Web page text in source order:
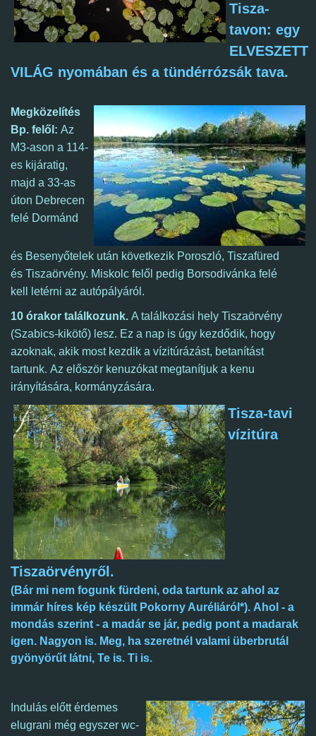
Tisza-
tavon: egy
ELVESZETT
VILÁG nyomában és a tündérrózsák tava.
Megközelítés
Bp. felől: Az
M3-ason a 114-
es kijáratig,
majd a 33-as
úton Debrecen
felé Dormánd
és Besenyőtelek után következik Poroszló, Tiszafüred
és Tiszaörvény. Miskolc felől pedig Borsodivánka felé
kell letérni az autópályáról.
10 órakor találkozunk. A találkozási hely Tiszaörvény
(Szabics-kikötő) lesz. Ez a nap is úgy kezdődik, hogy
azoknak, akik most kezdik a vízitúrázást, betanítást
tartunk. Az először kenuzókat megtanítjuk a kenu
irányítására, kormányzására.
Tisza-tavi
vízitúra
Tiszaörvényről.
(Bár mi nem fogunk fürdeni, oda tartunk az ahol az
immár híres kép készült Pokorny Auréliáról*). Ahol - a
mondás szerint - a madár se jár, pedig pont a madarak
igen. Nagyon is. Meg, ha szeretnél valami überbrutál
gyönyörűt látni, Te is. Ti is.
Indulás előtt érdemes
elugrani még egyszer wc-